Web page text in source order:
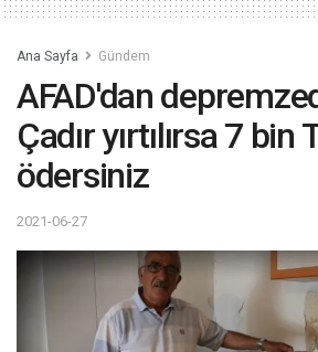
Ana Sayfa Gündem
AFAD'dan
Çadır yırtılırsa 7 bin
ödersiniz
2021-06-27